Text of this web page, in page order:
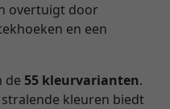
overtuigt door
en een
de 55 kleurvarianten.
kleuren biedt